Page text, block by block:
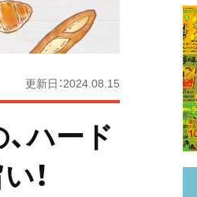
更新日：2024.08.15
ハード
！